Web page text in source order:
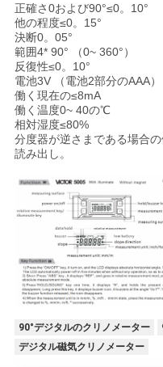
ニ
ュ
ー
ス
場
地
図
PRIVACY
正確さ0および90°≤0。10°
他の程度≤0。15°
決断0。05°
範囲4* 90° （0~ 360°）
反復性≤0。10°
電池3V （電池2部分のAAA）
働く現在の≤8mA
働く温度0~ 40の℃
相対湿度≤80%
分度器が逆さまである場合
読み出し。
90°デジタルのクリノメーター
デジタル磁気クリノメーター